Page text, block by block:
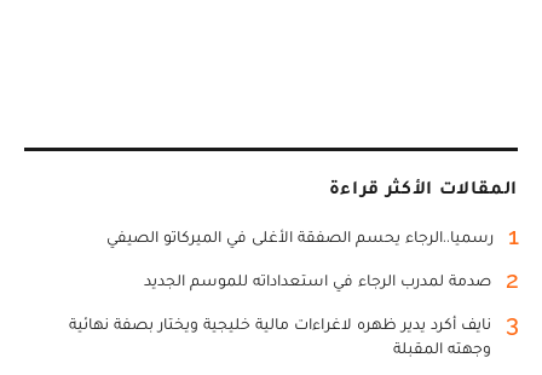
المقالات الأكثر قراءة
1 رسميا..الرجاء يحسم الصفقة الأغلى في الميركاتو الصيفي
2 صدمة لمدرب الرجاء في استعداداته للموسم الجديد
3
نايف أكرد يدير ظهره لاغراءات مالية خليجية ويختار بصفة نهائية
وجهته المقبلة